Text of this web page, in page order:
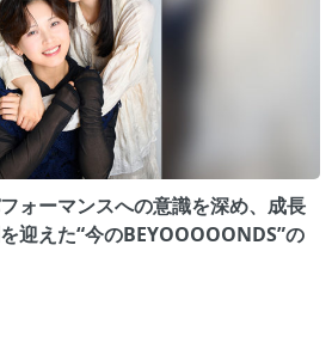
ォーマンスへの意識を深め、成長
迎えた“今のBEYOOOOONDS”の